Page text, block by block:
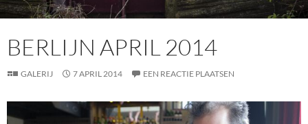
BERLIJN APRIL 2014
GALERIJ 7 APRIL 2014 EEN REACTIE PLAATSEN